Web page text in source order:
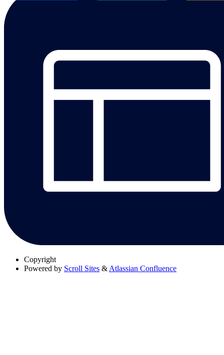
Copyright
Powered by Scroll Sites & Atlassian Confluence